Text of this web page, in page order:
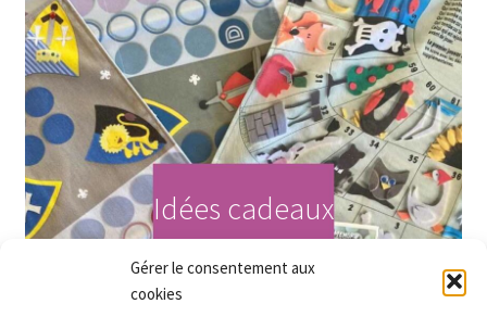
Gérer le consentement aux
cookies
Idées cadeaux
Acheter maintenant